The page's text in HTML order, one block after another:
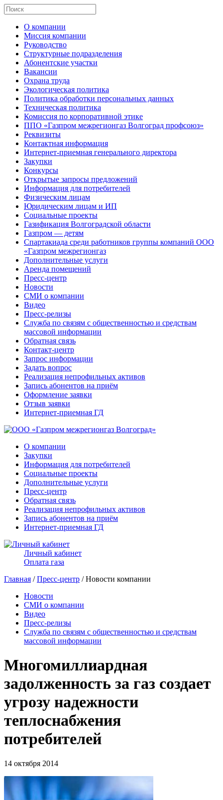
О компании
Миссия компании
Руководство
Структурные подразделения
Абонентские участки
Вакансии
Охрана труда
Экологическая политика
Политика обработки персональных данных
Техническая политика
Комиссия по корпоративной этике
ППО «Газпром межрегионгаз Волгоград профсоюз»
Реквизиты
Контактная информация
Интернет-приемная генерального директора
Закупки
Конкурсы
Открытые запросы предложений
Информация для потребителей
Физическим лицам
Юридическим лицам и ИП
Социальные проекты
Газификация Волгоградской области
Газпром — детям
Спартакиада среди работников группы компаний ООО
«Газпром межрегионгаз
Дополнительные услуги
Аренда помещений
Пресс-центр
Новости
СМИ о компании
Видео
Пресс-релизы
Служба по связям с общественностью и средствам
массовой информации
Обратная связь
Контакт-центр
Запрос информации
Задать вопрос
Реализация непрофильных активов
Запись абонентов на приём
Оформление заявки
Отзыв заявки
Интернет-приемная ГД
О компании
Закупки
Информация для потребителей
Социальные проекты
Дополнительные услуги
Пресс-центр
Обратная связь
Реализация непрофильных активов
Запись абонентов на приём
Интернет-приемная ГД
Личный кабинет
Оплата газа
Главная /Пресс-центр / Новости компании
Новости
СМИ о компании
Видео
Пресс-релизы
Служба по связям с общественностью и средствам
массовой информации
Многомиллиардная
задолженность за газ cоздает
угрозу надежности
теплоснабжения
потребителей
14 октября 2014